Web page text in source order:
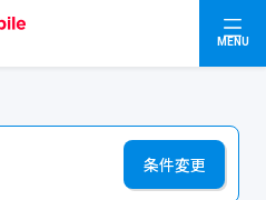
MENU
条件変更